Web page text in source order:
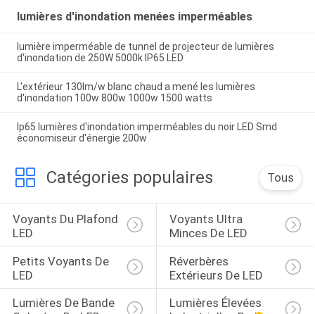
lumières d'inondation menées imperméables
lumière imperméable de tunnel de projecteur de lumières
d'inondation de 250W 5000k IP65 LED
L'extérieur 130lm/w blanc chaud a mené les lumières
d'inondation 100w 800w 1000w 1500 watts
Ip65 lumières d'inondation imperméables du noir LED Smd
économiseur d'énergie 200w
Catégories populaires Tous
Voyants Du Plafond
LED
Voyants Ultra
Minces De LED
Petits Voyants De
LED
Réverbères
Extérieurs De LED
Lumières De Bande
Lumières Élevées